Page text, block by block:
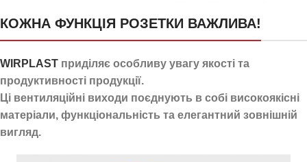
24 канали для відведення
конденсату
КОЖНА ФУНКЦІЯ РОЗЕТКИ ВАЖЛИВА!
WIRPLAST приділяє особливу увагу якості та
продуктивності продукції.
Ці вентиляційні виходи поєднують в собі високоякісні
матеріали, функціональність та елегантний зовнішній
вигляд.